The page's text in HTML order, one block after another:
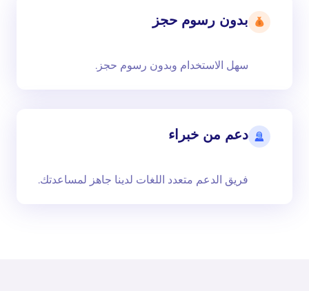
بدون رسوم حجز
سهل الاستخدام وبدون رسوم حجز.
دعم من خبراء
فريق الدعم متعدد اللغات لدينا جاهز لمساعدتك.